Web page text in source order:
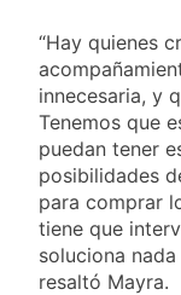
“Hay quienes
innecesaria, y
Tenemos que
puedan tener
posibilidades
para comprar
tiene que
soluciona
resaltó Mayra.